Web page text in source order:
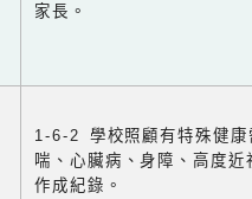
家長。
1-6-2 學校照顧有特殊健康
喘、心臟病、身障、高度
作成紀錄。